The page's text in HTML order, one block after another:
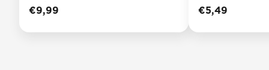
€9,99 €5,49